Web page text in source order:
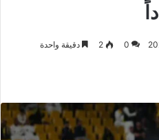
0
2 دقيقة واحدة